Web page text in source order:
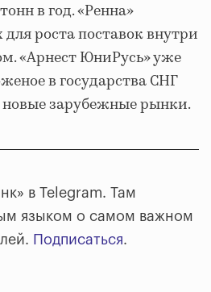
в год. «Ренна»
для роста поставок внутри
«Арнест ЮниРусь» уже
в государства СНГ
новые зарубежные рынки.
в Telegram. Там
языком о самом важном
Подписаться.